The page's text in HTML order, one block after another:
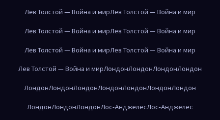
Лев Толстой — Война и мирЛев Толстой — Война и мир
Лев Толстой — Война и мирЛев Толстой — Война и мир
Лев Толстой — Война и мирЛев Толстой — Война и мир
Лев Толстой — Война и мирЛондонЛондонЛондонЛондон
ЛондонЛондонЛондонЛондонЛондонЛондонЛондон
ЛондонЛондонЛондонЛос-АнджелесЛос-Анджелес